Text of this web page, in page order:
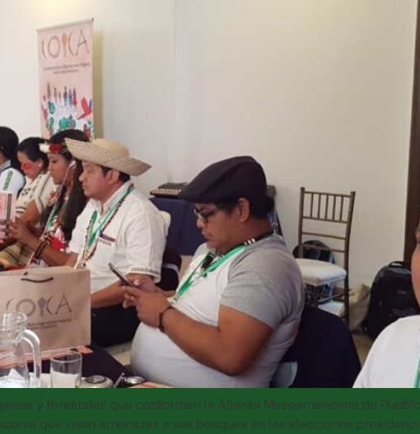
y forestales que conforman la Alianza Mesoamericana de
que viven amenazas a sus bosques en las elecciones